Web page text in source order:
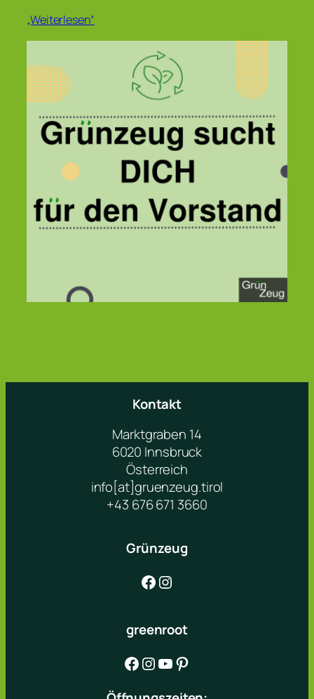
„Weiterlesen“
Kontakt
Marktgraben 14
6020 Innsbruck
Österreich
info[at]gruenzeug.tirol
+43 676 671 3660
Grünzeug
Facebook Instagram
greenroot
Facebook Instagram YouTube Pinterest